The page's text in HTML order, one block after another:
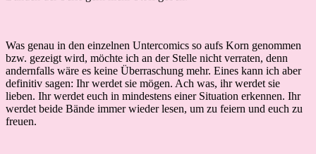
Was genau in den einzelnen Untercomics so aufs Korn genommen
bzw. gezeigt wird, möchte ich an der Stelle nicht verraten, denn
andernfalls wäre es keine Überraschung mehr. Eines kann ich aber
definitiv sagen: Ihr werdet sie mögen. Ach was, ihr werdet sie
lieben. Ihr werdet euch in mindestens einer Situation erkennen. Ihr
werdet beide Bände immer wieder lesen, um zu feiern und euch zu
freuen.